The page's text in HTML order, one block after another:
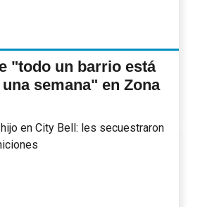
"todo un barrio está
semana" en Zona